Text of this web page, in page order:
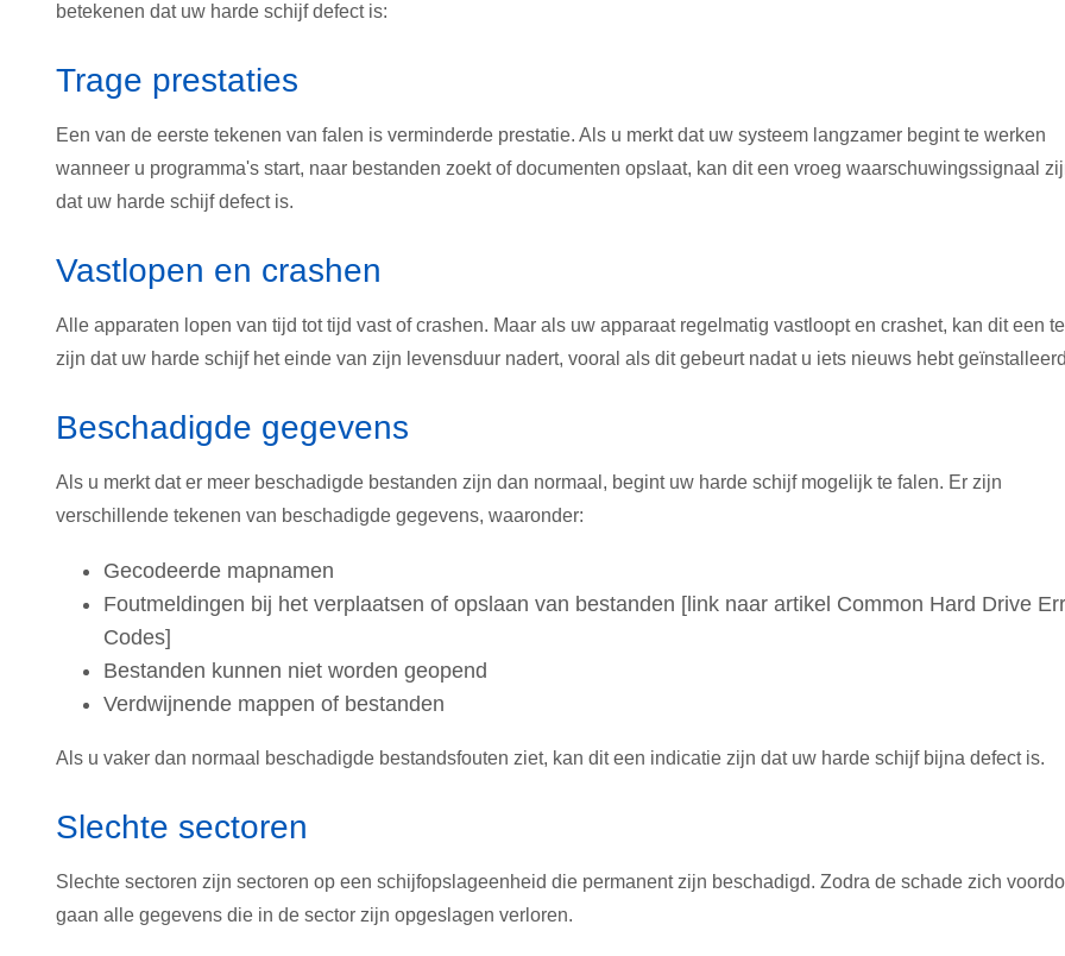
betekenen dat uw harde schijf defect is:
Trage prestaties
Een van de eerste tekenen van falen is verminderde prestatie. Als u merkt dat uw systeem langzamer begint te werken
wanneer u programma's start, naar bestanden zoekt of documenten opslaat, kan dit een vroeg waarschuwingssignaal
dat uw harde schijf defect is.
Vastlopen en crashen
Alle apparaten lopen van tijd tot tijd vast of crashen. Maar als uw apparaat regelmatig vastloopt en crashet, kan dit een
zijn dat uw harde schijf het einde van zijn levensduur nadert, vooral als dit gebeurt nadat u iets nieuws hebt
Beschadigde gegevens
Als u merkt dat er meer beschadigde bestanden zijn dan normaal, begint uw harde schijf mogelijk te falen. Er zijn
verschillende tekenen van beschadigde gegevens, waaronder:
Gecodeerde mapnamen
Foutmeldingen bij het verplaatsen of opslaan van bestanden [link naar artikel Common Hard Drive
Codes]
Bestanden kunnen niet worden geopend
Verdwijnende mappen of bestanden
Als u vaker dan normaal beschadigde bestandsfouten ziet, kan dit een indicatie zijn dat uw harde schijf bijna defect is.
Slechte sectoren
Slechte sectoren zijn sectoren op een schijfopslageenheid die permanent zijn beschadigd. Zodra de schade zich
gaan alle gegevens die in de sector zijn opgeslagen verloren.